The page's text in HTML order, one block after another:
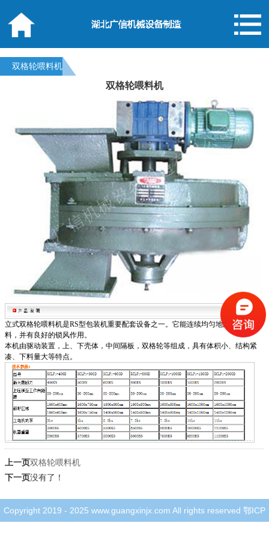
双格轮喂料机
双格轮喂料机
立式双格轮喂料机是RS型包装机重要配套设备之一。它能连续均匀地向包装机供
料，并有良好的锁风作用。
本机由驱动装置，上、下壳体，中间隔板，双格轮等组成，具有体积小、结构紧
凑、下料量大等特点。
上一页双格轮喂料机
下一页没有了！
Copyright 2019 - 2025 www.guangxinjx.com All rights reserved 鄂ICP